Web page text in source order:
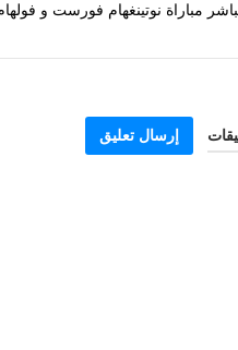
مباراة نوتينغهام فورست و
إرسال تعليق